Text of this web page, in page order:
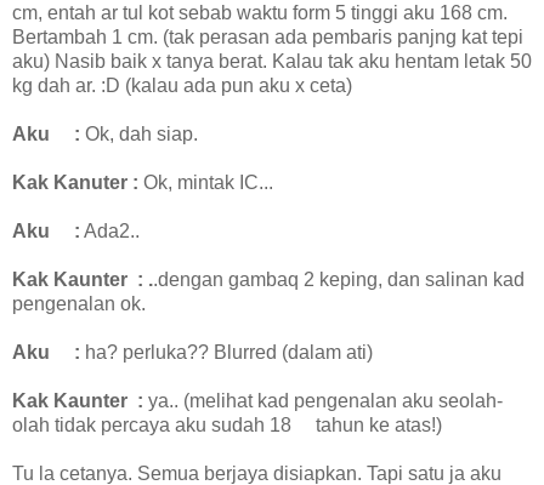
cm, entah ar tul kot sebab waktu form 5 tinggi aku 168 cm.
Bertambah 1 cm. (tak perasan ada pembaris panjng kat tepi
aku) Nasib baik x tanya berat. Kalau tak aku hentam letak 50
kg dah ar. :D (kalau ada pun aku x ceta)
Aku : Ok, dah siap.
Kak Kanuter : Ok, mintak IC...
Aku : Ada2..
Kak Kaunter : ..dengan gambaq 2 keping, dan salinan kad
pengenalan ok.
Aku : ha? perluka?? Blurred (dalam ati)
Kak Kaunter : ya.. (melihat kad pengenalan aku seolah-
olah tidak percaya aku sudah 18
tahun ke atas!)
Tu la cetanya. Semua berjaya disiapkan. Tapi satu ja aku